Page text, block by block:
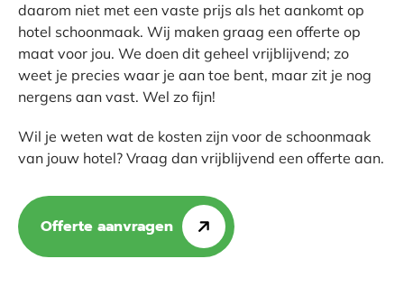
daarom niet met een vaste prijs als het aankomt op
hotel schoonmaak. Wij maken graag een offerte op
maat voor jou. We doen dit geheel vrijblijvend; zo
weet je precies waar je aan toe bent, maar zit je nog
nergens aan vast. Wel zo fijn!
Wil je weten wat de kosten zijn voor de schoonmaak
van jouw hotel? Vraag dan vrijblijvend een offerte aan.
Offerte aanvragen